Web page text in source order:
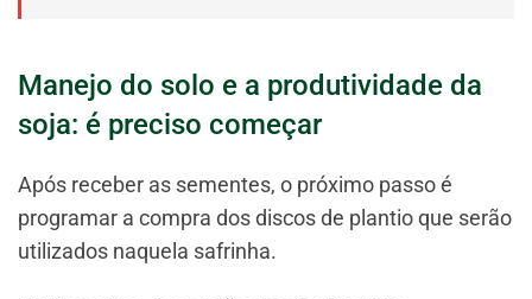
Manejo do solo e a produtividade da
soja: é preciso começar
Após receber as sementes, o próximo passo é
programar a compra dos discos de plantio que serão
utilizados naquela safrinha.